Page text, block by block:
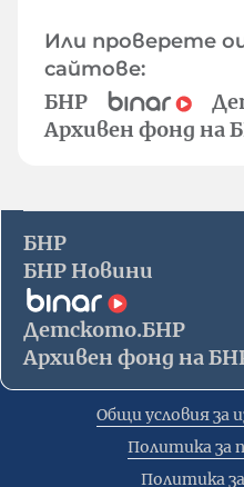
Или проверете
сайтове:
БНР
Архивен фонд на
БНР
БНР Новини
Детското.БНР
Архивен фонд на
Общи условия за
Политика за
Политика